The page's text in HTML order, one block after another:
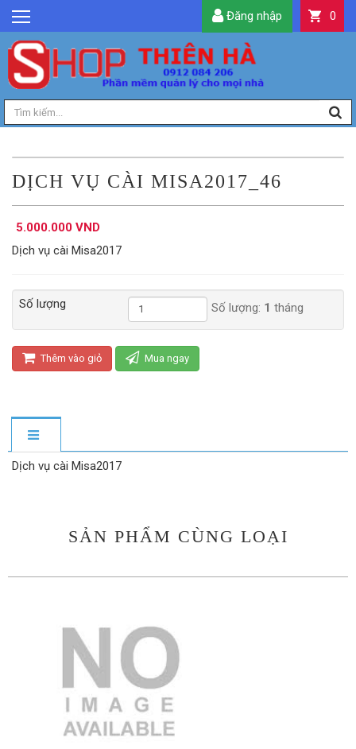
GIỚI THIỆU
TIN TỨC
SẢN PHẨM
DỊCH VỤ
LIÊN HỆ
TIỆN ÍCH
QUẢN LÝ
0
Đăng nhập
DỊCH VỤ CÀI MISA2017_46
5.000.000 VND
Dịch vụ cài Misa2017
Số lượng Số lượng: 1 tháng
Thêm vào giỏ Mua ngay
Dịch vụ cài Misa2017
SẢN PHẨM CÙNG LOẠI